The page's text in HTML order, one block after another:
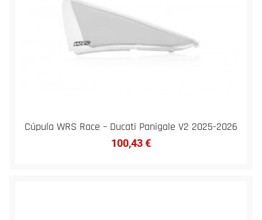
Cúpula WRS Race – Ducati Panigale V2 2025-2026
100,43€